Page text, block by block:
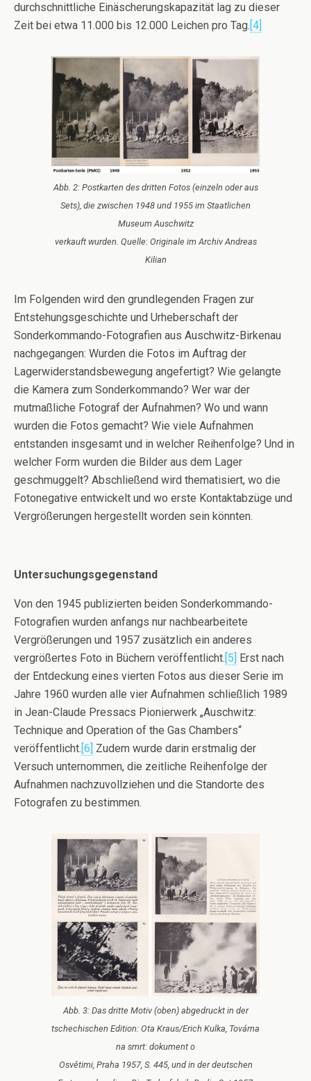
durchschnittliche Einäscherungskapazität lag zu dieser
Zeit bei etwa 11.000 bis 12.000 Leichen pro Tag.[4]
Abb. 2: Postkarten des dritten Fotos (einzeln oder aus
Sets), die zwischen 1948 und 1955 im Staatlichen
Museum Auschwitz
verkauft wurden. Quelle: Originale im Archiv Andreas
Kilian
Im Folgenden wird den grundlegenden Fragen zur
Entstehungsgeschichte und Urheberschaft der
Sonderkommando-Fotografien aus Auschwitz-Birkenau
nachgegangen: Wurden die Fotos im Auftrag der
Lagerwiderstandsbewegung angefertigt? Wie gelangte
die Kamera zum Sonderkommando? Wer war der
mutmaßliche Fotograf der Aufnahmen? Wo und wann
wurden die Fotos gemacht? Wie viele Aufnahmen
entstanden insgesamt und in welcher Reihenfolge? Und in
welcher Form wurden die Bilder aus dem Lager
geschmuggelt? Abschließend wird thematisiert, wo die
Fotonegative entwickelt und wo erste Kontaktabzüge und
Vergrößerungen hergestellt worden sein könnten.
Untersuchungsgegenstand
Von den 1945 publizierten beiden Sonderkommando-
Fotografien wurden anfangs nur nachbearbeitete
Vergrößerungen und 1957 zusätzlich ein anderes
vergrößertes Foto in Büchern veröffentlicht. [5]
Erst nach
der Entdeckung eines vierten Fotos aus dieser Serie im
Jahre 1960 wurden alle vier Aufnahmen schließlich 1989
in Jean-Claude Pressacs Pionierwerk „Auschwitz:
Technique and Operation of the Gas Chambers“
veröffentlicht. [6] Zudem wurde darin erstmalig der
Versuch unternommen, die zeitliche Reihenfolge der
Aufnahmen nachzuvollziehen und die Standorte des
Fotografen zu bestimmen.
Abb. 3: Das dritte Motiv (oben) abgedruckt in der
tschechischen Edition: Ota Kraus/Erich Kulka, Továrna
na smrt: dokument o
Osvětimi, Praha 1957, S. 445, und in der deutschen